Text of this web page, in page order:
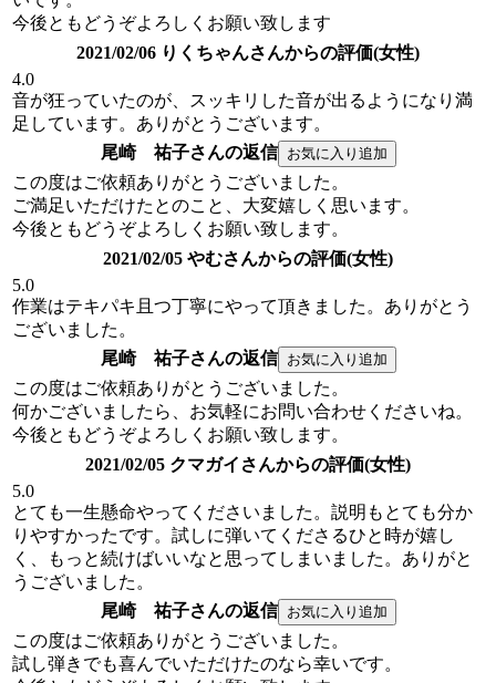
今後ともどうぞよろしくお願い致します
2021/02/06 りくちゃんさんからの評価(女性)
4.0
音が狂っていたのが、スッキリした音が出るようになり満
足しています。ありがとうございます。
尾崎 祐子さんの返信
この度はご依頼ありがとうございました。
ご満足いただけたとのこと、大変嬉しく思います。
今後ともどうぞよろしくお願い致します。
2021/02/05 やむさんからの評価(女性)
5.0
作業はテキパキ且つ丁寧にやって頂きました。ありがとう
ございました。
尾崎 祐子さんの返信
この度はご依頼ありがとうございました。
何かございましたら、お気軽にお問い合わせくださいね。
今後ともどうぞよろしくお願い致します。
2021/02/05 クマガイさんからの評価(女性)
5.0
とても一生懸命やってくださいました。説明もとても分か
りやすかったです。試しに弾いてくださるひと時が嬉し
く、もっと続けばいいなと思ってしまいました。ありがと
うございました。
尾崎 祐子さんの返信
この度はご依頼ありがとうございました。
試し弾きでも喜んでいただけたのなら幸いです。